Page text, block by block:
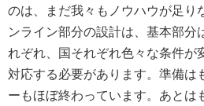
のは、まだ我々もノウハウが足り
ンライン部分の設計は、基本部分
れぞれ、国それぞれ色々な条件が
対応する必要があります。準備は
ーもほぼ終わっています。あとは